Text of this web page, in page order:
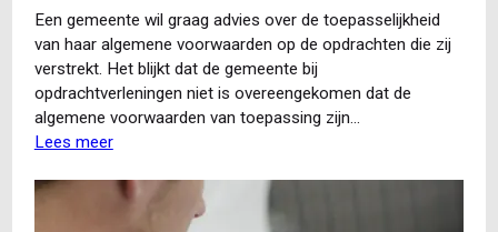
Een gemeente wil graag advies over de toepasselijkheid
van haar algemene voorwaarden op de opdrachten die zij
verstrekt. Het blijkt dat de gemeente bij
opdrachtverleningen niet is overeengekomen dat de
algemene voorwaarden van toepassing zijn…
Lees meerover
over
opdrachtverlening